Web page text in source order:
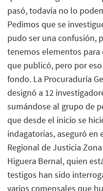
pasó, todavía no lo
Pedimos que se
pudo ser una confusión,
tenemos elementos
que publicó, pero por
fondo. La Procuraduría
designó a 12
sumándose al grupo de
que desde el inicio se
indagatorias, aseguró
Regional de Justicia
Higuera Bernal, quien
testigos han sido
varios comensales que